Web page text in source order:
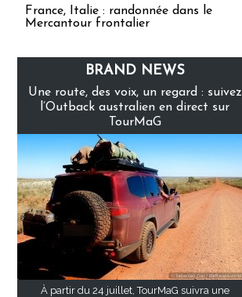
France, Italie : randonnée dans le
Mercantour frontalier
BRAND NEWS
Une route, des voix, un regard : suivez
l’Outback australien en direct sur
TourMaG
À partir du 24 juillet, TourMaG suivra une